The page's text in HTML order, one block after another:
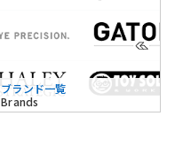
ブランド一覧
Brands